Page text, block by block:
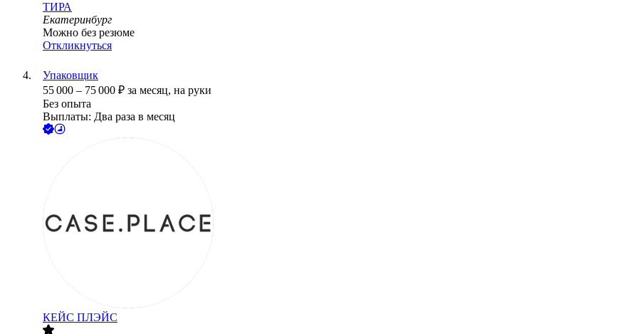
ТИРА
Екатеринбург
Можно без резюме
Откликнуться
Упаковщик
55 000 – 75 000 ₽ за месяц, на руки
Без опыта
Выплаты: Два раза в месяц
КЕЙС ПЛЭЙС